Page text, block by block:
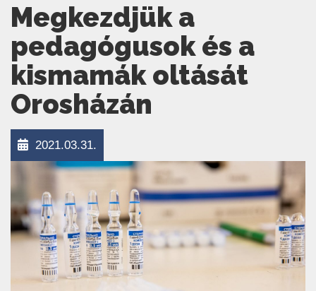
Megkezdjük a
pedagógusok és a
kismamák oltását
Orosházán
2021.03.31.